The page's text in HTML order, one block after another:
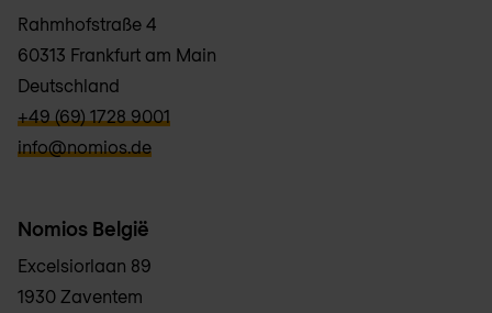
Rahmhofstraße 4
60313 Frankfurt am Main
Deutschland
verbb\hyper\links\Phone
+49 (69) 1728 9001
verbb\hyper\links\Email
info@nomios.de
Nomios België
Excelsiorlaan 89
1930 Zaventem